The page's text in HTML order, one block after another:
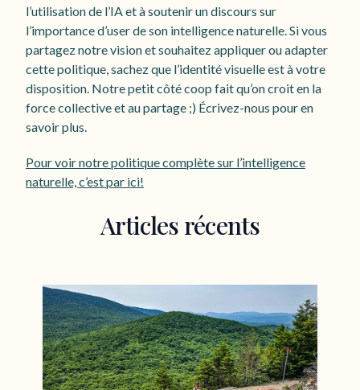
l’utilisation de l’IA et à soutenir un discours sur
l’importance d’user de son intelligence naturelle. Si vous
partagez notre vision et souhaitez appliquer ou adapter
cette politique, sachez que l’identité visuelle est à votre
disposition. Notre petit côté coop fait qu’on croit en la
force collective et au partage ;) Écrivez-nous pour en
savoir plus.
Pour voir notre politique complète sur l’intelligence
naturelle, c’est par ici!
Articles récents